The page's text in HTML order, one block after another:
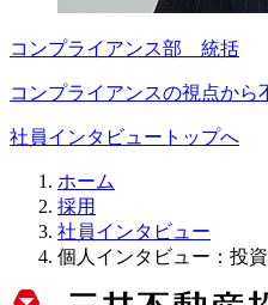
コンプライアンス部 統括
コンプライアンスの視点から
社員インタビュートップへ
ホーム
採用
社員インタビュー
個人インタビュー：投